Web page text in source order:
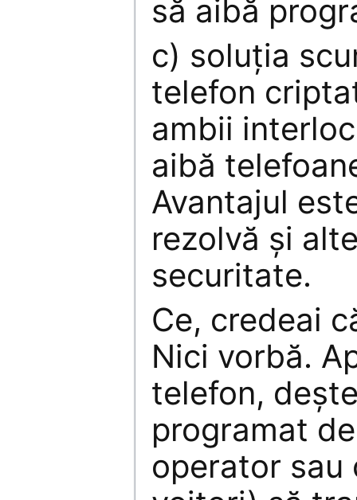
să aibă
c) soluţia
telefon
ambii
aibă
Avantajul
rezolvă şi
securitate.
Ce, credeai
Nici vorbă.
telefon,
programat
operator sau